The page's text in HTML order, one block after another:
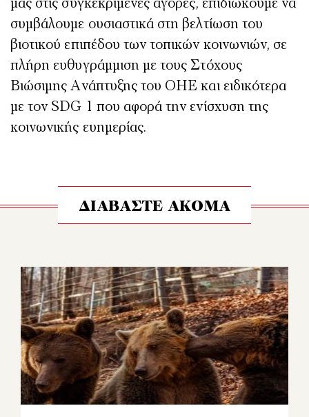
μας στις συγκεκριμένες αγορές, επιδιώκουμε να
συμβάλουμε ουσιαστικά στη βελτίωση του
βιοτικού επιπέδου των τοπικών κοινωνιών, σε
πλήρη ευθυγράμμιση με τους Στόχους
Βιώσιμης Ανάπτυξης του ΟΗΕ και ειδικότερα
με τον SDG 1 που αφορά την ενίσχυση της
κοινωνικής ευημερίας.
ΔΙΑΒΑΣΤΕ ΑΚΟΜΑ